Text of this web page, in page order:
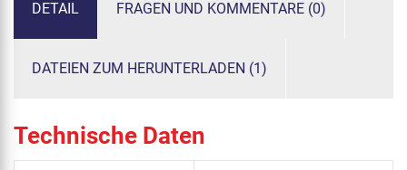
DETAIL FRAGEN UND KOMMENTARE (0)
DATEIEN ZUM HERUNTERLADEN (1)
Technische Daten